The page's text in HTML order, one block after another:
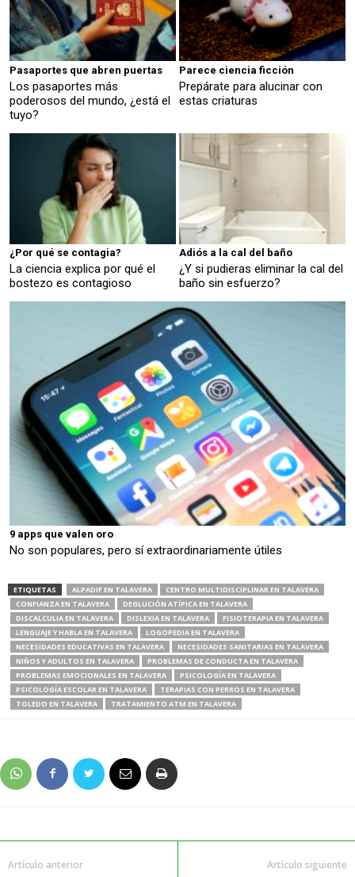
Pasaportes que abren puertas
Los pasaportes más
poderosos del mundo, ¿está el
tuyo?
Parece ciencia ficción
Prepárate para alucinar con
estas criaturas
¿Por qué se contagia?
La ciencia explica por qué el
bostezo es contagioso
Adiós a la cal del baño
¿Y si pudieras eliminar la cal del
baño sin esfuerzo?
9 apps que valen oro
No son populares, pero sí extraordinariamente útiles
ETIQUETAS ALPADIF EN TALAVERA
CENTRO MULTIDISCIPLINAR EN TALAVERA
CONFIANZA EN TALAVERA
DEGLUCIÓN ATÍPICA EN TALAVERA
DISCALCULIA EN TALAVERA
DISLEXIA EN TALAVERA
FISIOTERAPIA EN TALAVERA
LENGUAJE Y HABLA EN TALAVERA
LOGOPEDIA EN TALAVERA
NECESIDADES EDUCATIVAS EN TALAVERA
NECESIDADES SANITARIAS EN TALAVERA
NIÑOS Y ADULTOS EN TALAVERA
PROBLEMAS DE CONDUCTA EN TALAVERA
PROBLEMAS EMOCIONALES EN TALAVERA
PSICOLOGÍA EN TALAVERA
PSICOLOGÍA ESCOLAR EN TALAVERA
TERAPIAS CON PERROS EN TALAVERA
TOLEDO EN TALAVERA
TRATAMIENTO ATM EN TALAVERA
Artículo anterior Artículo siguiente